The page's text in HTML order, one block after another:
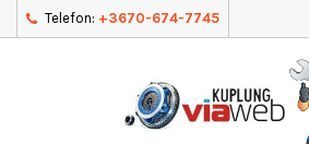
Telefon: +3670-674-7745